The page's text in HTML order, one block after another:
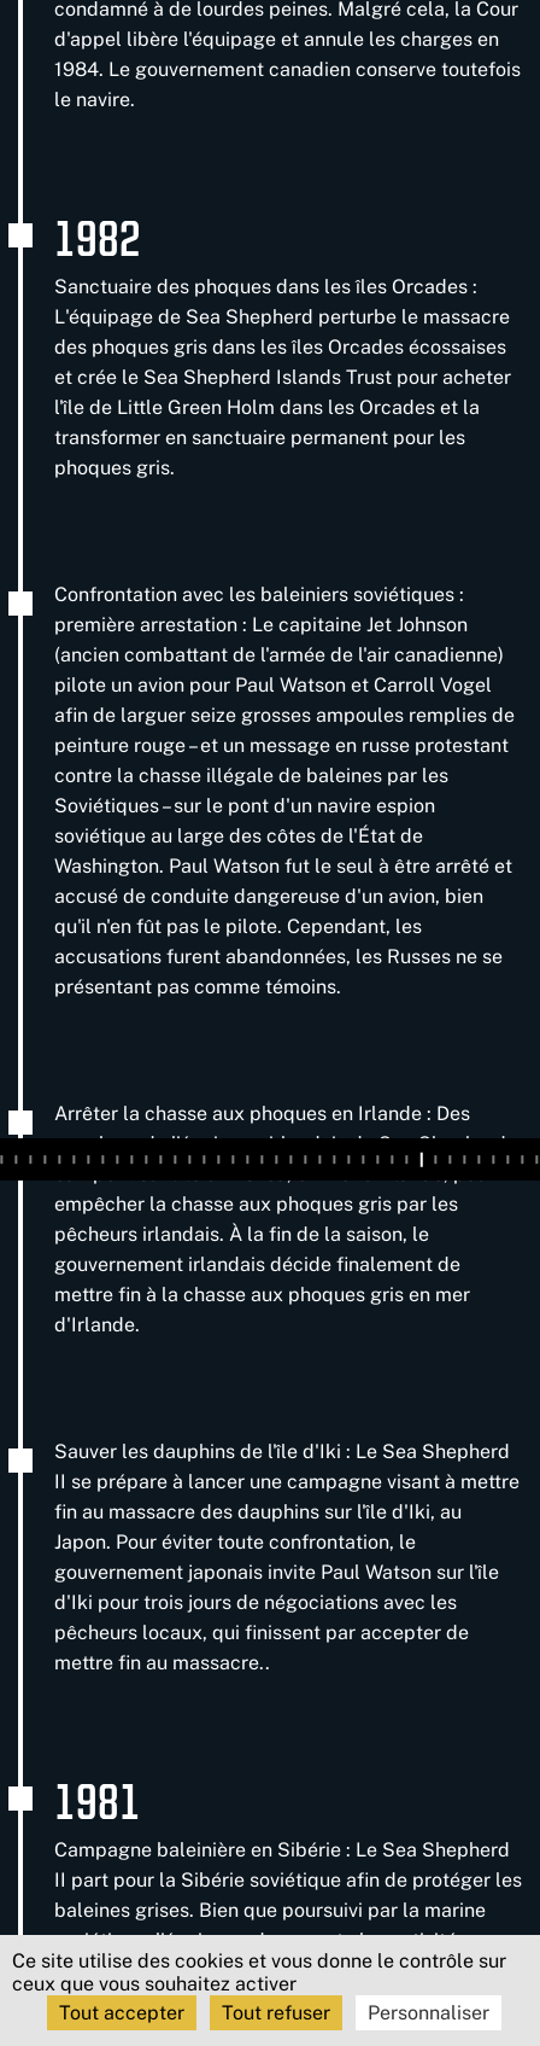
condamné à de lourdes peines. Malgré cela, la Cour
d'appel libère l'équipage et annule les charges en
1984. Le gouvernement canadien conserve toutefois
le navire.
1982
Sanctuaire des phoques dans les îles Orcades :
L'équipage de Sea Shepherd perturbe le massacre
des phoques gris dans les îles Orcades écossaises
et crée le Sea Shepherd Islands Trust pour acheter
l'île de Little Green Holm dans les Orcades et la
transformer en sanctuaire permanent pour les
phoques gris.
Confrontation avec les baleiniers soviétiques :
première arrestation : Le capitaine Jet Johnson
(ancien combattant de l'armée de l'air canadienne)
pilote un avion pour Paul Watson et Carroll Vogel
afin de larguer seize grosses ampoules remplies de
peinture rouge – et un message en russe protestant
contre la chasse illégale de baleines par les
Soviétiques – sur le pont d'un navire espion
soviétique au large des côtes de l'État de
Washington. Paul Watson fut le seul à être arrêté et
accusé de conduite dangereuse d'un avion, bien
qu'il n'en fût pas le pilote. Cependant, les
accusations furent abandonnées, les Russes ne se
présentant pas comme témoins.
Arrêter la chasse aux phoques en Irlande : Des
membres de l'équipage irlandais de Sea Shepherd
campent sur l'île d'Iniskea, en mer d'Irlande, pour
empêcher la chasse aux phoques gris par les
pêcheurs irlandais. À la fin de la saison, le
gouvernement irlandais décide finalement de
mettre fin à la chasse aux phoques gris en mer
d'Irlande.
Sauver les dauphins de l'île d'Iki : Le Sea Shepherd
II se prépare à lancer une campagne visant à mettre
fin au massacre des dauphins sur l'île d'Iki, au
Japon. Pour éviter toute confrontation, le
gouvernement japonais invite Paul Watson sur l'île
d'Iki pour trois jours de négociations avec les
pêcheurs locaux, qui finissent par accepter de
mettre fin au massacre..
1981
Campagne baleinière en Sibérie : Le Sea Shepherd
II part pour la Sibérie soviétique afin de protéger les
baleines grises. Bien que poursuivi par la marine
soviétique, l'équipage documente les activités
baleinières illégales au large des côtes sibériennes
et transmet les preuves au Congrès américain et à
la Commission Baleinière Internationale ( CBI).
Ce site utilise des cookies et vous donne le contrôle sur
ceux que vous souhaitez activer
Tout accepter
Tout refuser Personnaliser